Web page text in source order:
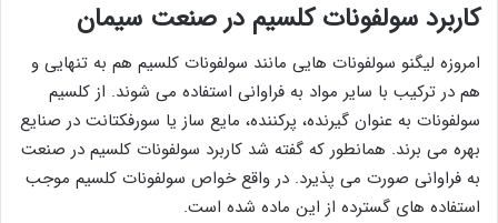
کاربرد سولفونات کلسیم در صنعت سیمان
امروزه لیگنو سولفونات هایی مانند سولفونات کلسیم هم به تنهایی و
هم در ترکیب با سایر مواد به فراوانی استفاده می شوند. از کلسیم
سولفونات به عنوان گیرنده، پرکننده، مایع ساز یا سورفکتانت در صنایع
بهره می برند. همانطور که گفته شد کاربرد سولفونات کلسیم در صنعت
به فراوانی صورت می پذیرد. در واقع خواص سولفونات کلسیم موجب
استفاده های گسترده از این ماده شده است.